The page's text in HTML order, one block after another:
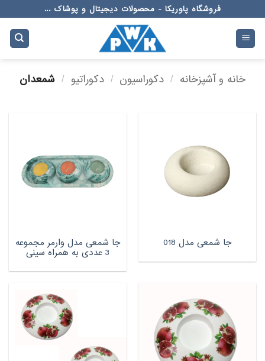
to
content
فروشگاه پاوریکا - محصولات دیجیتال و پوشاک ...
خانه و آشپزخانه / دکوراسیون / دکوراتیو / شمعدان
جا شمعی مدل 018 جا شمعی مدل وارمر مجموعه
3 عددی به همراه سینی